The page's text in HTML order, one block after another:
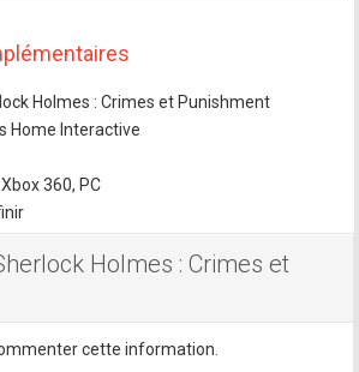
Holmes : Crimes et Punishment
Home Interactive
Xbox 360, PC
Holmes : Crimes et
cette information.